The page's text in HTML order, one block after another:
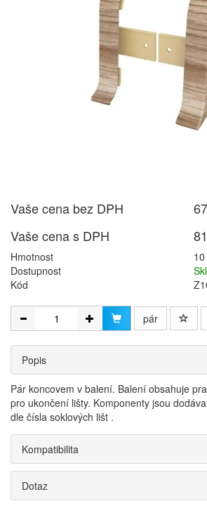
Vaše cena bez DPH
Vaše cena s DPH
Hmotnost
Dostupnost
Kód
pár
Popis
Pár koncovem v balení. Balení obsahuje
pro ukončení lišty. Komponenty jsou
dle čísla soklových lišt .
Kompatibilita
Dotaz